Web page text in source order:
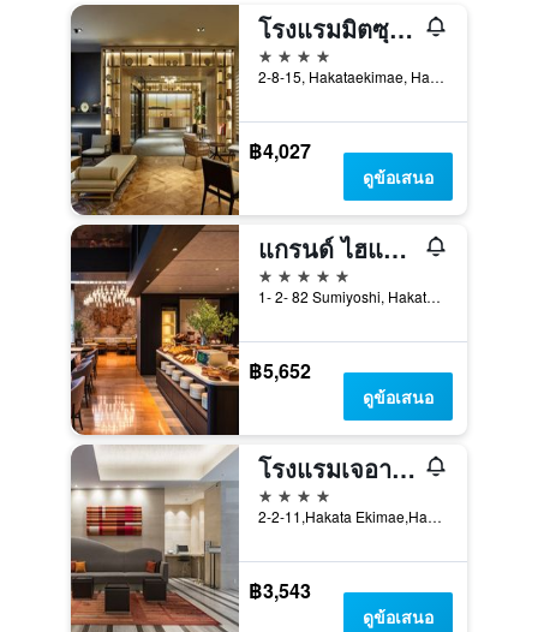
โรงแรมมิตซุยการ์เด้น ฟูกูโอกะ กิอง
4 ดาว
2-8-15, Hakataekimae, Hakata-ku, ฟุกุโอกะ, ญี่ปุ่น
฿4,027
ดูข้อเสนอ
แกรนด์ ไฮแอท ฟุกุโอกะ
5 ดาว
1- 2- 82 Sumiyoshi, Hakata- Ku, ฟุกุโอกะ, ญี่ปุ่น
฿5,652
ดูข้อเสนอ
โรงแรมเจอาร์ คิวชู บลอสซัม ฮากาตะ เซ็นทรัล
4 ดาว
2-2-11,Hakata Ekimae,Hakata, ฟุกุโอกะ, ญี่ปุ่น
฿3,543
ดูข้อเสนอ